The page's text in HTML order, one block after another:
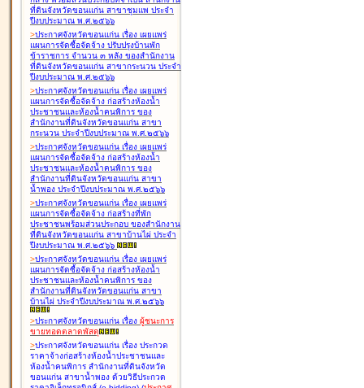
ที่ดินจังหวัดขอนแก่น สาขาชุมแพ ประจำ
ปีงบประมาณ พ.ศ.๒๕๖๖
>ประกาศจังหวัดขอนแก่น เรื่อง เผยแพร่
แผนการจัดซื้อจัดจ้าง ปรับปรุงบ้านพัก
ข้าราชการ จำนวน ๓ หลัง ของสำนักงาน
ที่ดินจังหวัดขอนแก่น สาขากระนวน ประจำ
ปีงบประมาณ พ.ศ.๒๕๖๖
>ประกาศจังหวัดขอนแก่น เรื่อง เผยแพร่
แผนการจัดซื้อจัดจ้าง ก่อสร้างห้องน้ำ
ประชาชนและห้องน้ำคนพิการ ของ
สำนักงานที่ดินจังหวัดขอนแก่น สาขา
กระนวน ประจำปีงบประมาณ พ.ศ.๒๕๖๖
>ประกาศจังหวัดขอนแก่น เรื่อง เผยแพร่
แผนการจัดซื้อจัดจ้าง ก่อสร้างห้องน้ำ
ประชาชนและห้องน้ำคนพิการ ของ
สำนักงานที่ดินจังหวัดขอนแก่น สาขา
น้ำพอง ประจำปีงบประมาณ พ.ศ.๒๕๖๖
>ประกาศจังหวัดขอนแก่น เรื่อง เผยแพร่
แผนการจัดซื้อจัดจ้าง ก่อสร้างที่พัก
ประชาชนพร้อมส่วนประกอบ ของสำนักงาน
ที่ดินจังหวัดขอนแก่น สาขาบ้านไผ่ ประจำ
ปีงบประมาณ พ.ศ.๒๕๖๖
>ประกาศจังหวัดขอนแก่น เรื่อง เผยแพร่
แผนการจัดซื้อจัดจ้าง ก่อสร้างห้องน้ำ
ประชาชนและห้องน้ำคนพิการ ของ
สำนักงานที่ดินจังหวัดขอนแก่น สาขา
บ้านไผ่ ประจำปีงบประมาณ พ.ศ.๒๕๖๖
>ประกาศจังหวัดขอนแก่น เรื่อง ผู้ชนะการ
ขายทอดตลาดพัสดุ
>ประกาศจังหวัดขอนแก่น เรื่อง ประกวด
ราคาจ้างก่อสร้างห้องน้ำประชาชนและ
ห้องน้ำคนพิการ สำนักงานที่ดินจังหวัด
ขอนแก่น สาขาน้ำพอง ด้วยวิธีประกวด